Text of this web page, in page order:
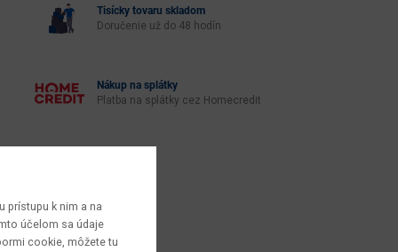
Tisícky tovaru skladom
Doručenie už do 48 hodín
Nákup na splátky
Platba na splátky cez Homecredit
prístupu k nim a na
účelom sa údaje
cookie, môžete tu